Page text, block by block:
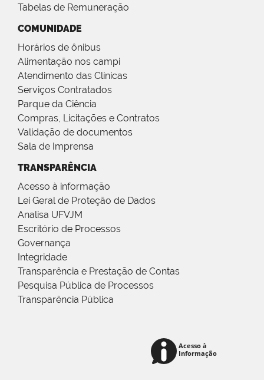
Tabelas de Remuneração
COMUNIDADE
Horários de ônibus
Alimentação nos campi
Atendimento das Clínicas
Serviços Contratados
Parque da Ciência
Compras, Licitações e Contratos
Validação de documentos
Sala de Imprensa
TRANSPARÊNCIA
Acesso à informação
Lei Geral de Proteção de Dados
Analisa UFVJM
Escritório de Processos
Governança
Integridade
Transparência e Prestação de Contas
Pesquisa Pública de Processos
Transparência Pública